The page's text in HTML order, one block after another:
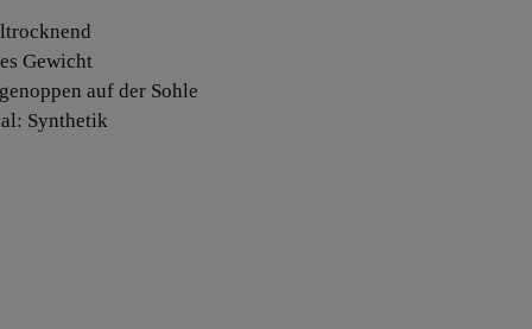
Gewicht
auf der Sohle
Synthetik